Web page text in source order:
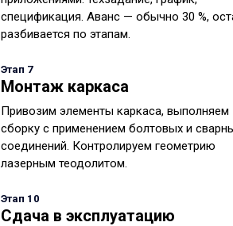
спецификация. Аванс — обычно 30 %,
разбивается по этапам.
Этап 7
Монтаж каркаса
Привозим элементы каркаса, выполняем
сборку с применением болтовых и
соединений. Контролируем геометрию
лазерным теодолитом.
Этап 10
Сдача в эксплуатацию